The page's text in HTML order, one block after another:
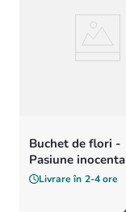
Buchet de flori -
Pasiune inocenta
Livrare în 2-4 ore